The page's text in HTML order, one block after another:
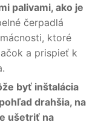
palivami, ako je
čerpadlá
ktoré
a prispieť k
byť inštalácia
drahšia, na
ušetriť na